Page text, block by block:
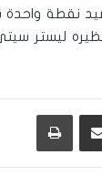
نقطة
ليستر